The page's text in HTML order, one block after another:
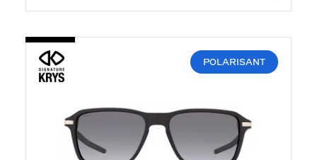
POLARISANT